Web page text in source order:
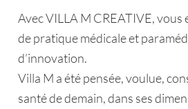
Avec VILLA M CREATIVE, vous
de pratique médicale et
d’innovation.
Villa M a été pensée, voulue,
santé de demain, dans ses